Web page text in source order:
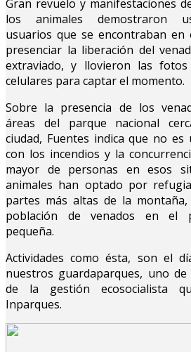
Gran revuelo y manifestaciones
los animales demostraron
usuarios que se encontraban en
presenciar la liberación del
extraviado, y llovieron las
celulares para captar el momento.
Sobre la presencia de los
áreas del parque nacional
ciudad, Fuentes indica que no es
con los incendios y la
mayor de personas en esos
animales han optado por
partes más altas de la montaña,
población de venados en el
pequeña.
Actividades como ésta, son el
nuestros guardaparques, uno
de la gestión ecosocialista
Inparques.